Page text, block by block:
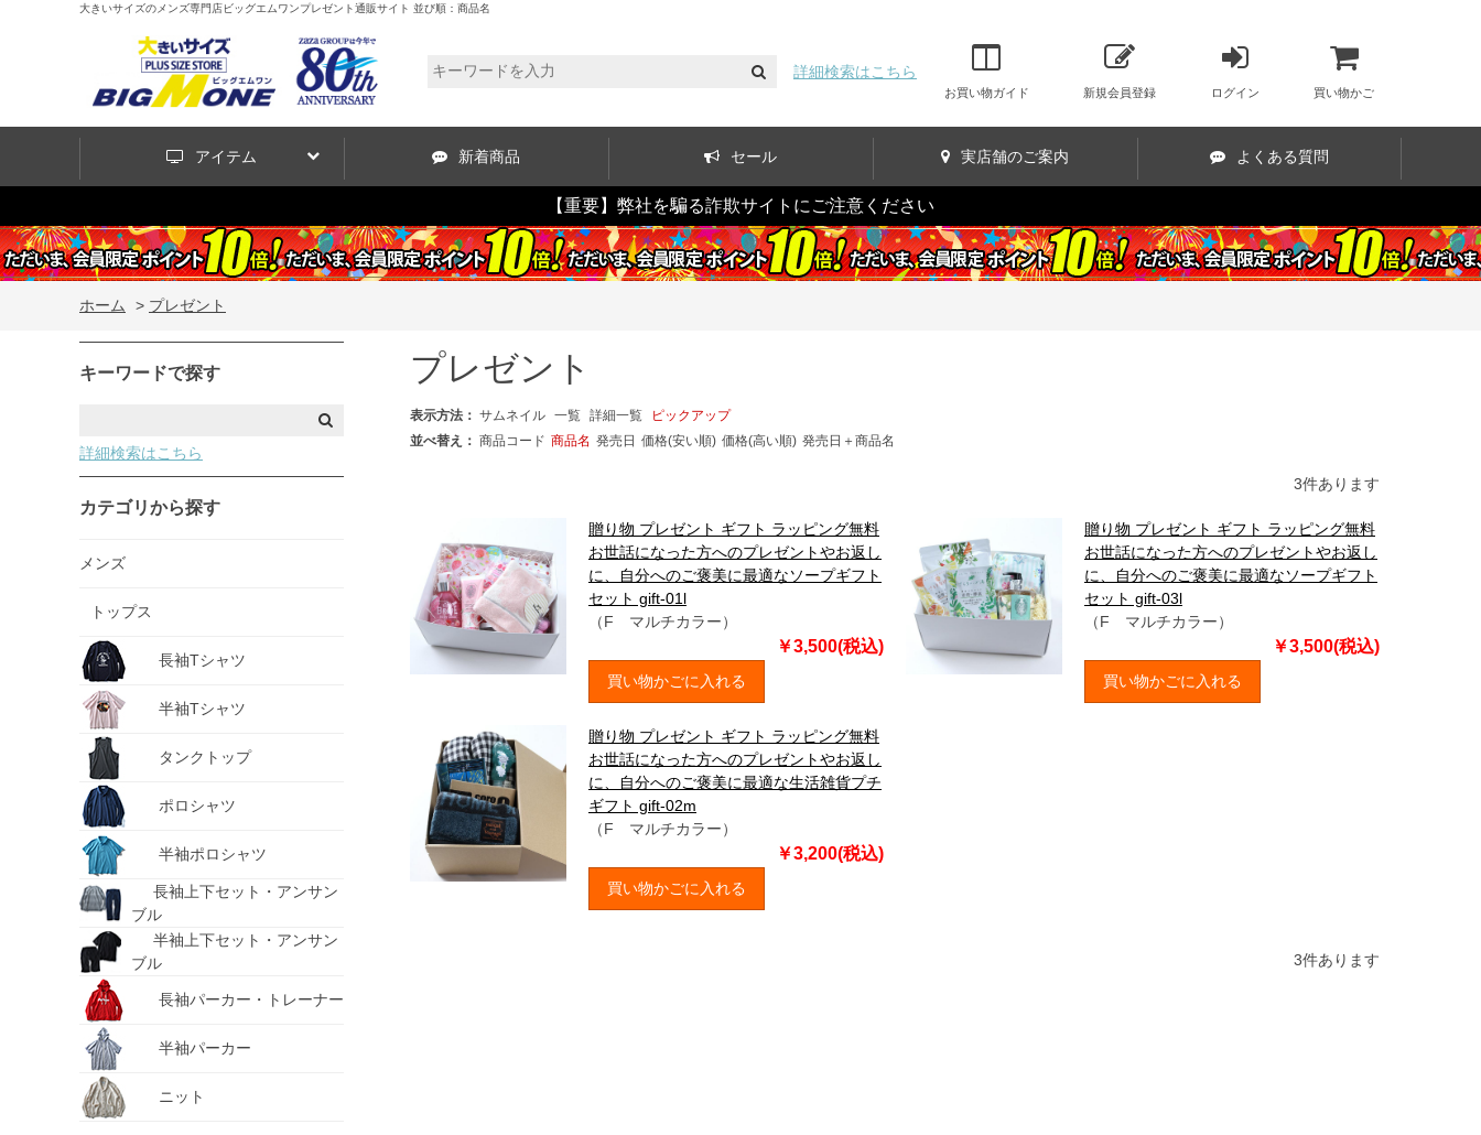
大きいサイズのメンズ専門店ビッグエムワンプレゼント通販サイト 並び順：商品名
詳細検索はこちら
お買い物ガイド 新規会員登録 ログイン 買い物かご
アイテム 新着商品 セール 実店舗のご案内 よくある質問
【重要】弊社を騙る詐欺サイトにご注意ください
ホーム > プレゼント
キーワードで探す
詳細検索はこちら
カテゴリから探す
メンズ
トップス
長袖Tシャツ
半袖Tシャツ
タンクトップ
ポロシャツ
半袖ポロシャツ
長袖上下セット・アンサン
ブル
半袖上下セット・アンサン
ブル
長袖パーカー・トレーナー
半袖パーカー
ニット
プレゼント
表示方法： サムネイル 一覧 詳細一覧
ピックアップ
並べ替え： 商品コード 商品名 発売日 価格(安い順) 価格(高い順) 発売日＋商品名
3件あります
贈り物 プレゼント ギフト ラッピング無料
お世話になった方へのプレゼントやお返し
に、自分へのご褒美に最適なソープギフト
セット gift-01l
（F マルチカラー）
￥3,500(税込)
買い物かごに入れる
贈り物 プレゼント ギフト ラッピング無料
お世話になった方へのプレゼントやお返し
に、自分へのご褒美に最適なソープギフト
セット gift-03l
（F マルチカラー）
￥3,500(税込)
買い物かごに入れる
贈り物 プレゼント ギフト ラッピング無料
お世話になった方へのプレゼントやお返し
に、自分へのご褒美に最適な生活雑貨プチ
ギフト gift-02m
（F マルチカラー）
￥3,200(税込)
買い物かごに入れる
3件あります